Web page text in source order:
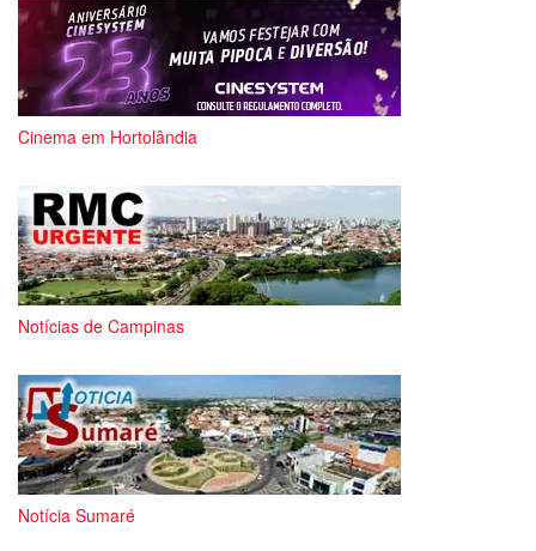
Cinema em Hortolândia
Notícias de Campinas
Notícia Sumaré